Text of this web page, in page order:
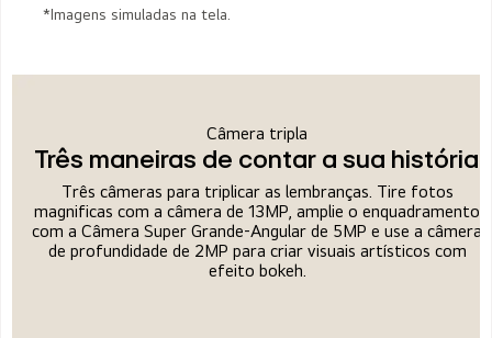
*Imagens simuladas na tela.
Câmera tripla
Três maneiras de contar a sua história
Três câmeras para triplicar as lembranças. Tire fotos
magnificas com a câmera de 13MP, amplie o enquadramento
com a Câmera Super Grande-Angular de 5MP e use a câmera
de profundidade de 2MP para criar visuais artísticos com
efeito bokeh.